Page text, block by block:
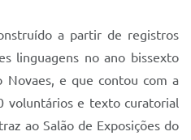
a partir de registros
linguagens no ano bissexto
e que contou com a
voluntários e texto curatorial
ao Salão de Exposições do